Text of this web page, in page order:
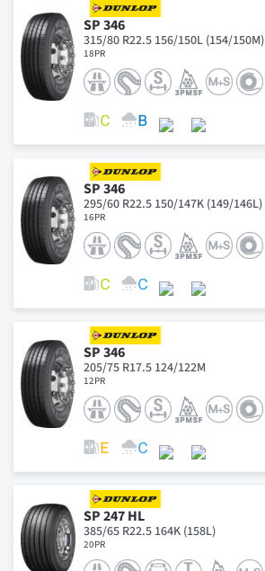
SP 346
315/80 R22.5 156/150L (154/150M)
18PR
SP 346
295/60 R22.5 150/147K (149/146L)
16PR
SP 346
205/75 R17.5 124/122M
12PR
SP 247 HL
385/65 R22.5 164K (158L)
20PR